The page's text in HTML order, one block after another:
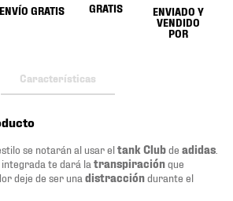
ENVÍO GRATIS
GRATIS
ENVIADO Y
VENDIDO
POR
Características
se notarán al usar eltank Clubde adidas
te dará la transpiraciónque
deje de ser una distraccióndurante el